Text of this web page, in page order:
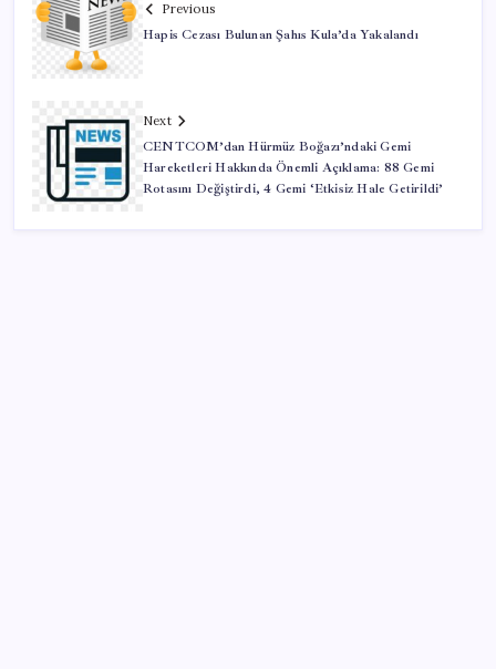
Previous
Hapis Cezası Bulunan Şahıs Kula’da Yakalandı
Next
CENTCOM’dan Hürmüz Boğazı’ndaki Gemi
Hareketleri Hakkında Önemli Açıklama: 88 Gemi
Rotasını Değiştirdi, 4 Gemi ‘Etkisiz Hale Getirildi’